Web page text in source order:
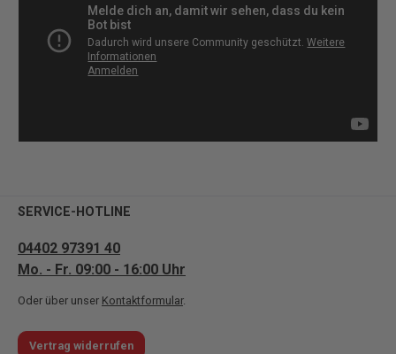
SERVICE-HOTLINE
04402 97391 40
Mo. - Fr. 09:00 - 16:00 Uhr
Oder über unser Kontaktformular.
Vertrag widerrufen